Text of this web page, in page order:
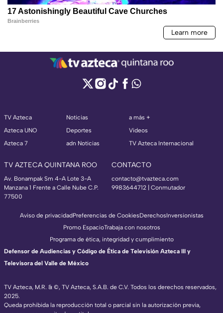
TV Azteca
Azteca UNO
Azteca 7
Noticias
Deportes
adn Noticias
a más +
Videos
TV Azteca Internacional
TV AZTECA QUINTANA ROO
Av. Bonampak Sm 4-A Lote 3-A
Manzana 1 Frente a Calle Nube C.P.
77500
CONTACTO
contacto@tvazteca.com
9983644712 | Conmutador
TV Azteca, M.R. & ©, TV Azteca, S.A.B. de C.V. Todos los derechos reservados,
2025.
Queda prohibida la reproducción total o parcial sin la autorización previa,
Aviso de privacidadPreferencias de CookiesDerechosInversionistas
Promo EspacioTrabaja con nosotros
Programa de ética, integridad y cumplimiento
Defensor de Audiencias y Código de Ética de Televisión Azteca III y
Televisora del Valle de México